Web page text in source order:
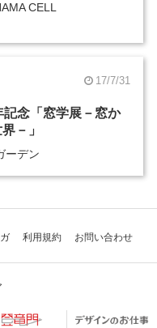
CELL
17/7/31
記念「窓学展－窓か
－」
ーデン
利用規約 お問い合わせ